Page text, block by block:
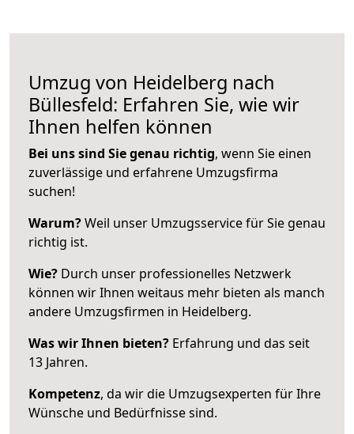
Umzug von Heidelberg nach
Büllesfeld: Erfahren Sie, wie wir
Ihnen helfen können
Bei uns sind Sie genau richtig, wenn Sie einen
zuverlässige und erfahrene Umzugsfirma
suchen!
Warum?Weil unser Umzugsservice für Sie genau
richtig ist.
Wie? Durch unser professionelles Netzwerk
können wir Ihnen weitaus mehr bieten als manch
andere Umzugsfirmen in Heidelberg.
Was wir Ihnen bieten? Erfahrung und das seit
13 Jahren.
Kompetenz, da wir die Umzugsexperten für Ihre
Wünsche und Bedürfnisse sind.